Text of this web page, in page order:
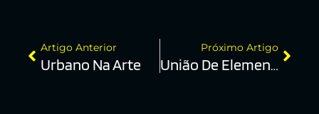
Artigo Anterior
Urbano Na Arte
Próximo Artigo
União De Elementos